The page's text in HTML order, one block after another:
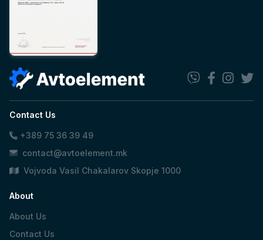
Contact Us
+389 75 36 39 49
contact@avtoelement.mk
Vojvoda Vasil Chakalarov Skopje 1000
About
About Us
Contact Us